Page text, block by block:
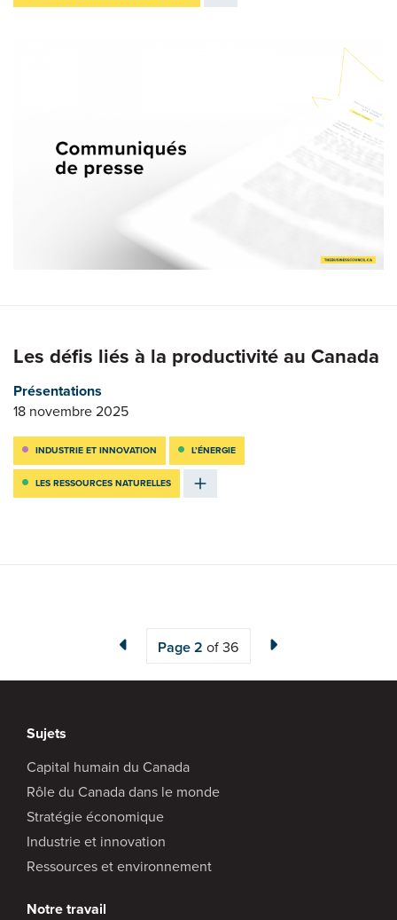
Les défis liés à la productivité au Canada
Présentations
18 novembre 2025
INDUSTRIE ET INNOVATION L’ÉNERGIE
LES RESSOURCES NATURELLES
Page2 of 36
Sujets
Capital humain du Canada
Rôle du Canada dans le monde
Stratégie économique
Industrie et innovation
Ressources et environnement
Notre travail